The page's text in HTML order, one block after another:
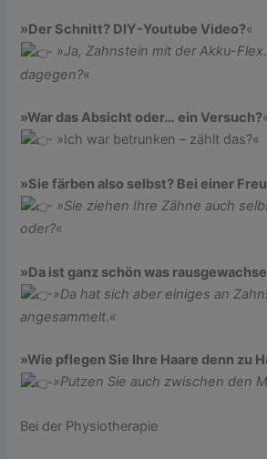
»Der Schnitt? DIY-Youtube Video?«
»Ja, Zahnstein mit der Akku-
dagegen?«
»War das Absicht oder… ein Versuch?
»Ich war betrunken – zählt das?«
»Sie färben also selbst? Bei einer
»Sie ziehen Ihre Zähne auch
oder?«
»Da ist ganz schön was
»Da hat sich aber einiges an
angesammelt.«
»Wie pflegen Sie Ihre Haare denn zu
»Putzen Sie auch zwischen den
Bei der Physiotherapie